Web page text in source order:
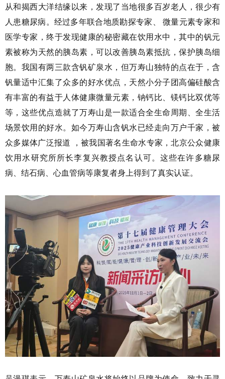
从和揭西大洋结缘以来，发现了当地很多百岁老人，很少有
人患糖尿病。经过多年联合地质勘探专家、 微量元素专家和
医学专家，终于发现健康的秘密藏在饮用水中，其中的钒元
素被称为天然的胰岛素，可以改善胰岛素抵抗，保护胰岛细
胞。我国有两三款含钒矿泉水，但万寿山独特的点在于，含
钒量适中汇集了众多的好水优点，天然小分子团高偏硅酸含
有丰富的有益于人体健康微量元素，钠钙比、镁钙比双优等
等，这些优点造就了万寿山是一款适合全生命周期、全生活
场景饮用的好水。如今万寿山含钒水已经走向万户千家，被
众多媒体广泛报道 ，被我国著名生命水专家，北京公众健康
饮用水研究所所长李复兴教授点名认可。这些在许多糖尿
病、结石病、心血管病等康复者身上得到了真实认证。